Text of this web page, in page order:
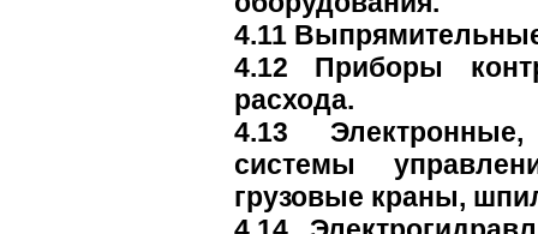
4.11
4.12 Приборы
расхода.
4.13 Электронные,
системы
грузовые краны,